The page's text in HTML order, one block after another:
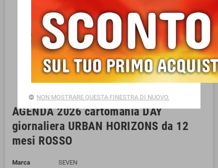
AGENDA 2026 cartomania DAY
giornaliera URBAN HORIZONS da 12
mesi ROSSO
Marca
SEVEN
NON MOSTRARE QUESTA FINESTRA DI NUOVO.